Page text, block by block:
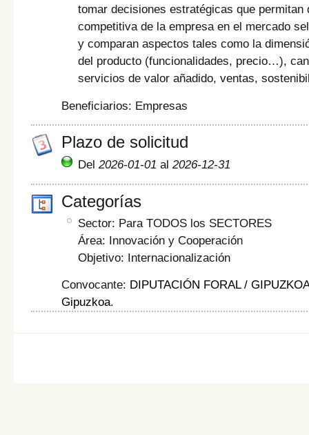
tomar decisiones estratégicas que permitan
competitiva de la empresa en el mercado
y comparan aspectos tales como la
del producto (funcionalidades, precio…),
servicios de valor añadido, ventas,
Beneficiarios: Empresas
Plazo de solicitud
Del 2026-01-01 al 2026-12-31
Categorías
Sector: Para TODOS los SECTORES
Área: Innovación y Cooperación
Objetivo: Internacionalización
Convocante: DIPUTACIÓN FORAL / GIPUZKOA
Gipuzkoa.